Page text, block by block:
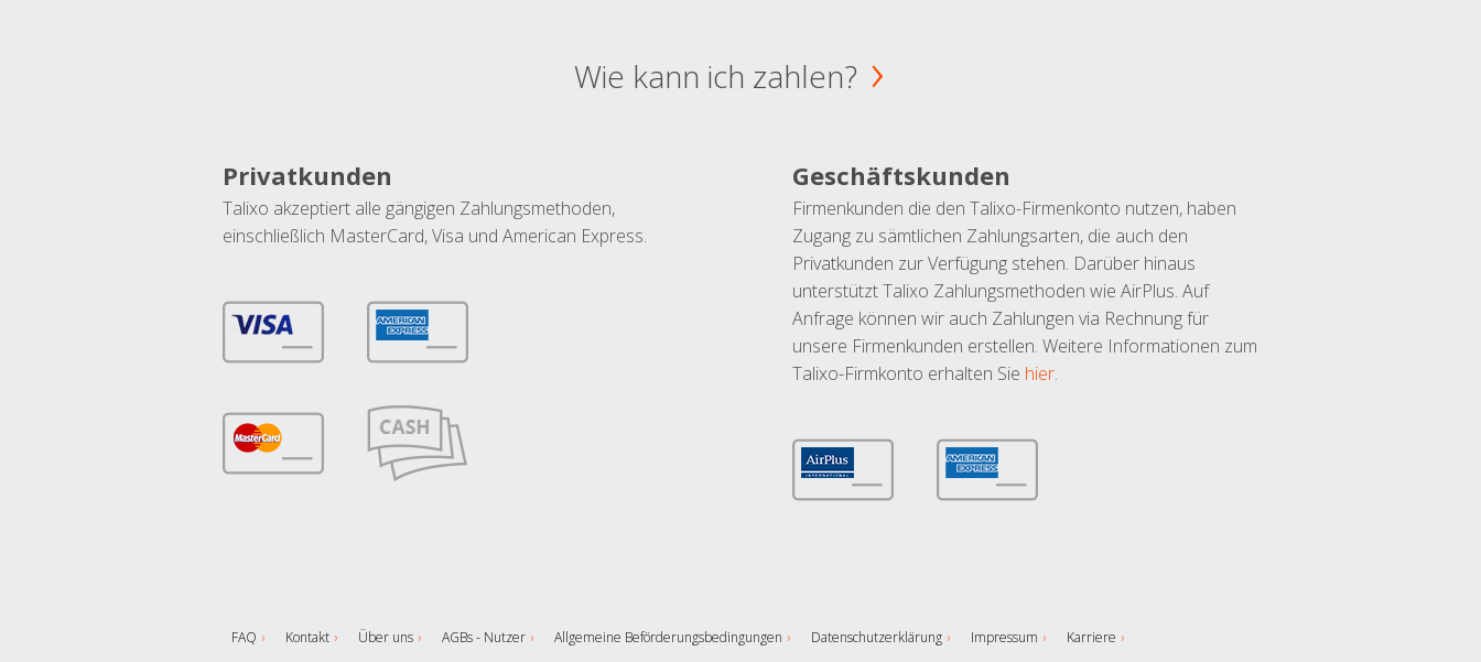
Wie kann ich zahlen?
Privatkunden
Talixo akzeptiert alle gängigen Zahlungsmethoden,
einschließlich MasterCard, Visa und American Express.
Geschäftskunden
Firmenkunden die den Talixo-Firmenkonto nutzen, haben
Zugang zu sämtlichen Zahlungsarten, die auch den
Privatkunden zur Verfügung stehen. Darüber hinaus
unterstützt Talixo Zahlungsmethoden wie AirPlus. Auf
Anfrage können wir auch Zahlungen via Rechnung für
unsere Firmenkunden erstellen. Weitere Informationen zum
Talixo-Firmkonto erhalten Sie hier.
FAQ Kontakt Über uns AGBs - Nutzer Allgemeine Beförderungsbedingungen Datenschutzerklärung Impressum Karriere